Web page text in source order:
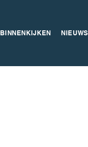
BINNENKIJKEN NIEUWS